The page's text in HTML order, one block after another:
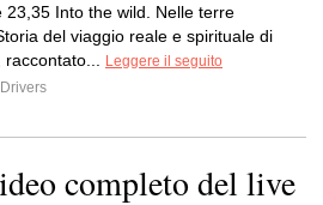
23,35 Into the wild. Nelle terre
del viaggio reale e spirituale di
Leggere il seguito
completo del live